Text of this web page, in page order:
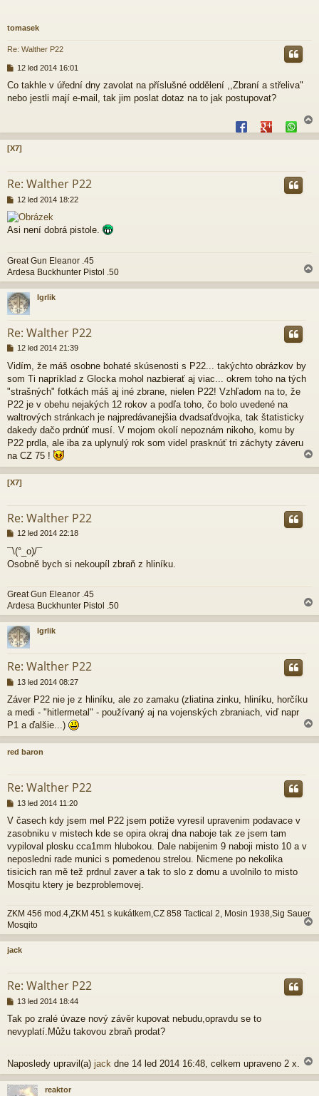
tomasek
Re: Walther P22
P
í
s
v
e
k
12 led 2014 16:01
Co takhle v úřední dny zavolat na příslušné oddělení ,,Zbraní a střeliva"
nebo jestli mají e-mail, tak jim poslat dotaz na to jak postupovat?
a
h
[X7]
Re: Walther P22
P
ř
í
s
v
e
k
12 led 2014 18:22
Asi není dobrá pistole.
Great Gun Eleanor .45
Ardesa Buckhunter Pistol .50
a
h
Igrlik
Re: Walther P22
P
í
s
p
ě
e
k
12 led 2014 21:39
Vidím, že máš osobne bohaté skúsenosti s P22... takýchto obrázkov by
som Ti napríklad z Glocka mohol nazbierať aj viac... okrem toho na tých
"strašných" fotkách máš aj iné zbrane, nielen P22! Vzhľadom na to, že
P22 je v obehu nejakých 12 rokov a podľa toho, čo bolo uvedené na
waltrových stránkach je najpredávanejšia dvadsaťdvojka, tak štatisticky
dakedy dačo prdnúť musí. V mojom okolí nepoznám nikoho, komu by
P22 prdla, ale iba za uplynulý rok som videl prasknúť tri záchyty záveru
na CZ 75 !
a
h
[X7]
Re: Walther P22
P
í
s
v
e
12 led 2014 22:18
¯\(°_o)/¯
Osobně bych si nekoupíl zbraň z hliníku.
Great Gun Eleanor .45
Ardesa Buckhunter Pistol .50
a
h
Igrlik
Re: Walther P22
P
í
s
p
ě
v
e
13 led 2014 08:27
Záver P22 nie je z hliníku, ale zo zamaku (zliatina zinku, hliníku, horčíku
a medi - "hitlermetal" - používaný aj na vojenských zbraniach, viď napr
P1 a ďalšie...)
a
h
red baron
Re: Walther P22
P
s
p
ě
v
e
k
13 led 2014 11:20
V časech kdy jsem mel P22 jsem potiže vyresil upravenim podavace v
zasobniku v mistech kde se opira okraj dna naboje tak ze jsem tam
vypiloval plosku cca1mm hlubokou. Dale nabijenim 9 naboji misto 10 a v
neposledni rade munici s pomedenou strelou. Nicmene po nekolika
tisicich ran mě tež prdnul zaver a tak to slo z domu a uvolnilo to misto
Mosqitu ktery je bezproblemovej.
ZKM 456 mod.4,ZKM 451 s kukátkem,CZ 858 Tactical 2, Mosin 1938,Sig Sauer
Mosqito
a
h
jack
Re: Walther P22
P
í
s
v
e
k
13 led 2014 18:44
Tak po zralé úvaze nový závěr kupovat nebudu,opravdu se to
nevyplatí.Můžu takovou zbraň prodat?
Naposledy upravil(a) jack dne 14 led 2014 16:48, celkem upraveno 2 x.
a
h
reaktor